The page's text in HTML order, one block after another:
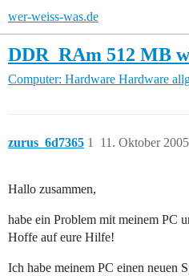
wer-weiss-was.de
DDR_RAm 512 MB
Computer: Hardware Hardware
zurus_6d7365 11. Oktober
1
Hallo zusammen,
habe ein Problem mit meinem PC
Hoffe auf eure Hilfe!
Ich habe meinem PC einen neuen